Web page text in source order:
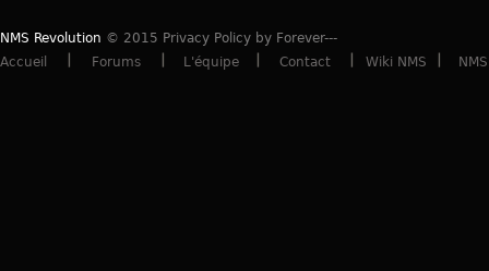
NMS Revolution © 2015 Privacy Policy by Forever---
Accueil
Forums L'équipe Contact Wiki NMS